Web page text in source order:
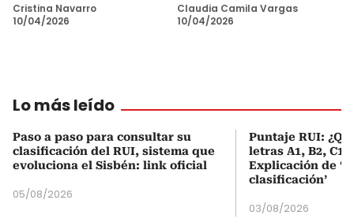
Cristina Navarro
10/04/2026
Claudia Camila Vargas
10/04/2026
Lo más leído
Paso a paso para consultar su
clasificación del RUI, sistema que
evoluciona el Sisbén: link oficial
05/08/2026
Puntaje RUI:
letras A1, B2, C1
Explicación de
clasificación’
03/08/2026